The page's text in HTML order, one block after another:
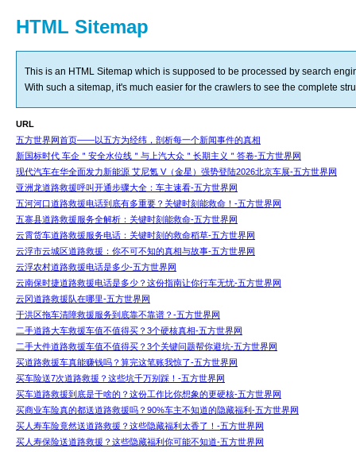
HTML Sitemap
This is an HTML Sitemap which is supposed to be processed by search
With such a sitemap, it's much easier for the crawlers to see the complete
URL
五方世界网首页——以五方为经纬，剖析每一个新闻事件的真相
新国标时代 车企＂安全水位线＂与上汽大众＂长期主义＂答卷-五方世界网
现代汽车在华全面发力新能源 艾尼氪 V（金星）强势登陆2026北京车展-五方世界网
亚洲龙道路救援呼叫开通步骤大全：车主速看-五方世界网
五河河口道路救援电话到底有多重要？关键时刻能救命！-五方世界网
五寨县道路救援服务全解析：关键时刻能救命-五方世界网
云霄货车道路救援服务电话：关键时刻的救命稻草-五方世界网
云浮市云城区道路救援：你不可不知的真相与故事-五方世界网
云浮农村道路救援电话是多少-五方世界网
云南保时捷道路救援电话是多少？这份指南让你行车无忧-五方世界网
云冈道路救援队在哪里-五方世界网
于洪区拖车清障救援服务到底靠不靠谱？-五方世界网
二手道路大车救援车值不值得买？3个硬核真相-五方世界网
二手大件道路救援车值不值得买？3个关键问题帮你避坑-五方世界网
买道路救援车真能赚钱吗？算完这笔账我惊了-五方世界网
买车险送7次道路救援？这些坑千万别踩！-五方世界网
买车道路救援到底是干啥的？这份工作比你想象的更硬核-五方世界网
买商业车险真的都送道路救援吗？90%车主不知道的隐藏福利-五方世界网
买人寿车险竟然送道路救援？这些隐藏福利太香了！-五方世界网
买人寿保险送道路救援？这些隐藏福利你可能不知道-五方世界网